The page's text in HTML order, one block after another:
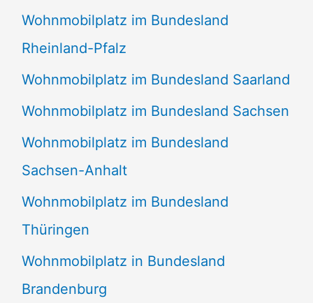
Wohnmobilplatz im Bundesland
Rheinland-Pfalz
Wohnmobilplatz im Bundesland Saarland
Wohnmobilplatz im Bundesland Sachsen
Wohnmobilplatz im Bundesland
Sachsen-Anhalt
Wohnmobilplatz im Bundesland
Thüringen
Wohnmobilplatz in Bundesland
Brandenburg